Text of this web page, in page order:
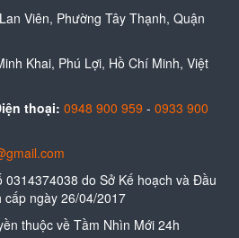
Viên, Phường Tây Thạnh, Quận
Khai, Phú Lợi, Hồ Chí Minh, Việt
thoại: 0948 900 959 - 0933 900
do Sở Kế hoạch và Đầu
ngày 26/04/2017
thuộc về Tầm Nhìn Mới 24h